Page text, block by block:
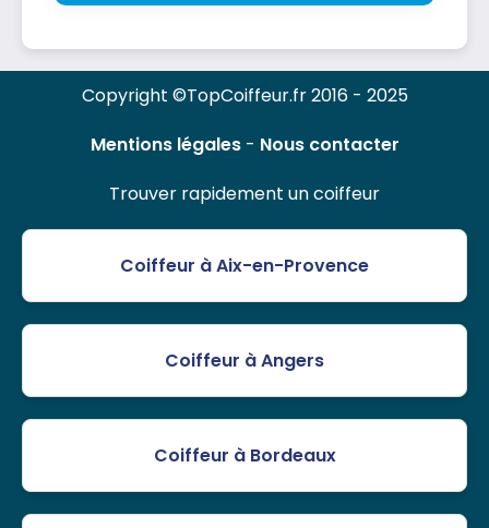
Copyright ©TopCoiffeur.fr 2016 - 2025
Mentions légales- Nous contacter
Trouver rapidement un coiffeur
Coiffeur à Aix-en-Provence
Coiffeur à Angers
Coiffeur à Bordeaux